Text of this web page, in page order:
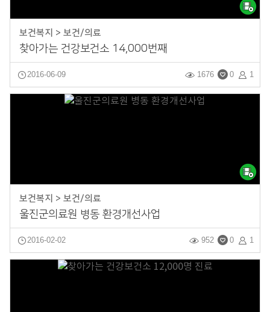
보건복지 > 보건/의료
찾아가는 건강보건소 14,000번째
2016-06-09 1
0
1676
보건복지 > 보건/의료
울진군의료원 병동 환경개선사업
2016-02-02 1
0
952